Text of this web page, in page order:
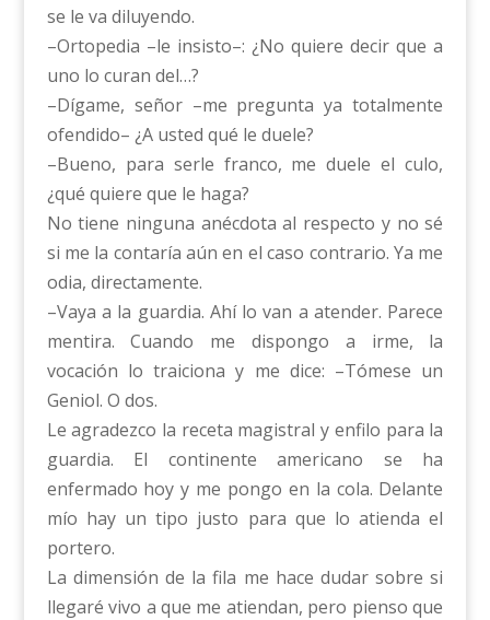
se le va diluyendo.
–Ortopedia –le insisto–: ¿No quiere decir que a
uno lo curan del…?
–Dígame, señor –me pregunta ya totalmente
ofendido– ¿A usted qué le duele?
–Bueno, para serle franco, me duele el culo,
¿qué quiere que le haga?
No tiene ninguna anécdota al respecto y no sé
si me la contaría aún en el caso contrario. Ya me
odia, directamente.
–Vaya a la guardia. Ahí lo van a atender. Parece
mentira. Cuando me dispongo a irme, la
vocación lo traiciona y me dice: –Tómese un
Geniol. O dos.
Le agradezco la receta magistral y enfilo para la
guardia. El continente americano se ha
enfermado hoy y me pongo en la cola. Delante
mío hay un tipo justo para que lo atienda el
portero.
La dimensión de la fila me hace dudar sobre si
llegaré vivo a que me atiendan, pero pienso que